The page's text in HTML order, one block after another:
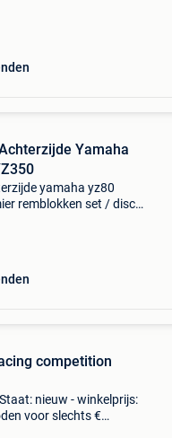
Yamaha
yamaha yz80
remblokken set / disc
competition
nieuw - winkelprijs:
voor slechts €